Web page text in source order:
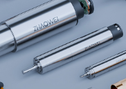
ZWMD Φ3.4mm系列
ZWMD Φ4.3mm系列
ZWMD Φ6mm系列
ZWMD Φ8mm系列